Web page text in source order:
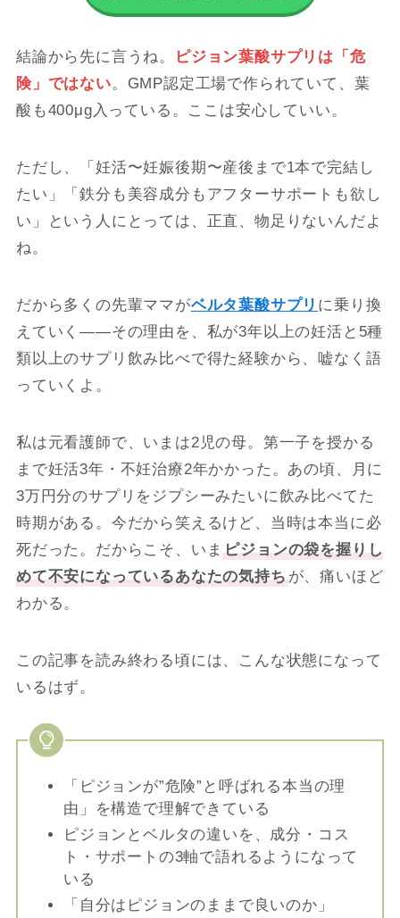
結論から先に言うね。
ピジョン葉酸サプリは「危
険」ではない。GMP認定工場で作られていて、葉
酸も400μg入っている。ここは安心していい。
ただし、「妊活〜妊娠後期〜産後まで1本で完結し
たい」「鉄分も美容成分もアフターサポートも欲し
い」という人にとっては、正直、物足りないんだよ
ね。
だから多くの先輩ママがベルタ葉酸サプリ に乗り換
えていく――その理由を、私が3年以上の妊活と5種
類以上のサプリ飲み比べで得た経験から、嘘なく語
っていくよ。
私は元看護師で、いまは2児の母。第一子を授かる
まで妊活3年・不妊治療2年かかった。あの頃、月に
3万円分のサプリをジプシーみたいに飲み比べてた
時期がある。今だから笑えるけど、当時は本当に必
死だった。だからこそ、いまピジョンの袋を握りし
めて不安になっているあなたの気持ちが、痛いほど
わかる。
この記事を読み終わる頃には、こんな状態になって
いるはず。
「ピジョンが”危険”と呼ばれる本当の理
由」を構造で理解できている
ピジョンとベルタの違いを、成分・コス
ト・サポートの3軸で語れるようになって
いる
「自分はピジョンのままで良いのか」